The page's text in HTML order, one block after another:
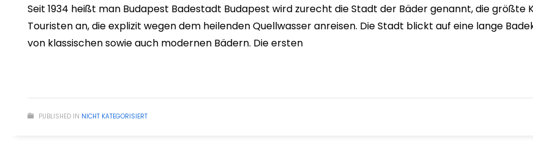
Seit 1934 heißt man Budapest Badestadt Budapest wird zurecht die Stadt der Bäder genannt, die größte
Touristen an, die explizit wegen dem heilenden Quellwasser anreisen. Die Stadt blickt auf eine lange
von klassischen sowie auch modernen Bädern. Die ersten
PUBLISHED IN NICHT KATEGORISIERT